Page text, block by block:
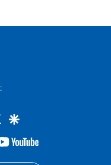
twittergoogle
youtube-